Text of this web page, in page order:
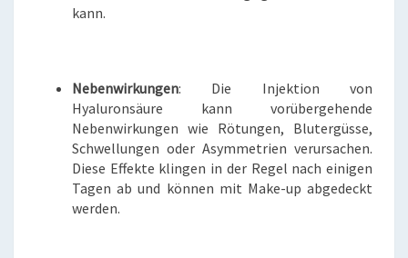
kann.
Nebenwirkungen: Die Injektion von
Hyaluronsäure kann vorübergehende
Nebenwirkungen wie Rötungen, Blutergüsse,
Schwellungen oder Asymmetrien verursachen.
Diese Effekte klingen in der Regel nach einigen
Tagen ab und können mit Make-up abgedeckt
werden.